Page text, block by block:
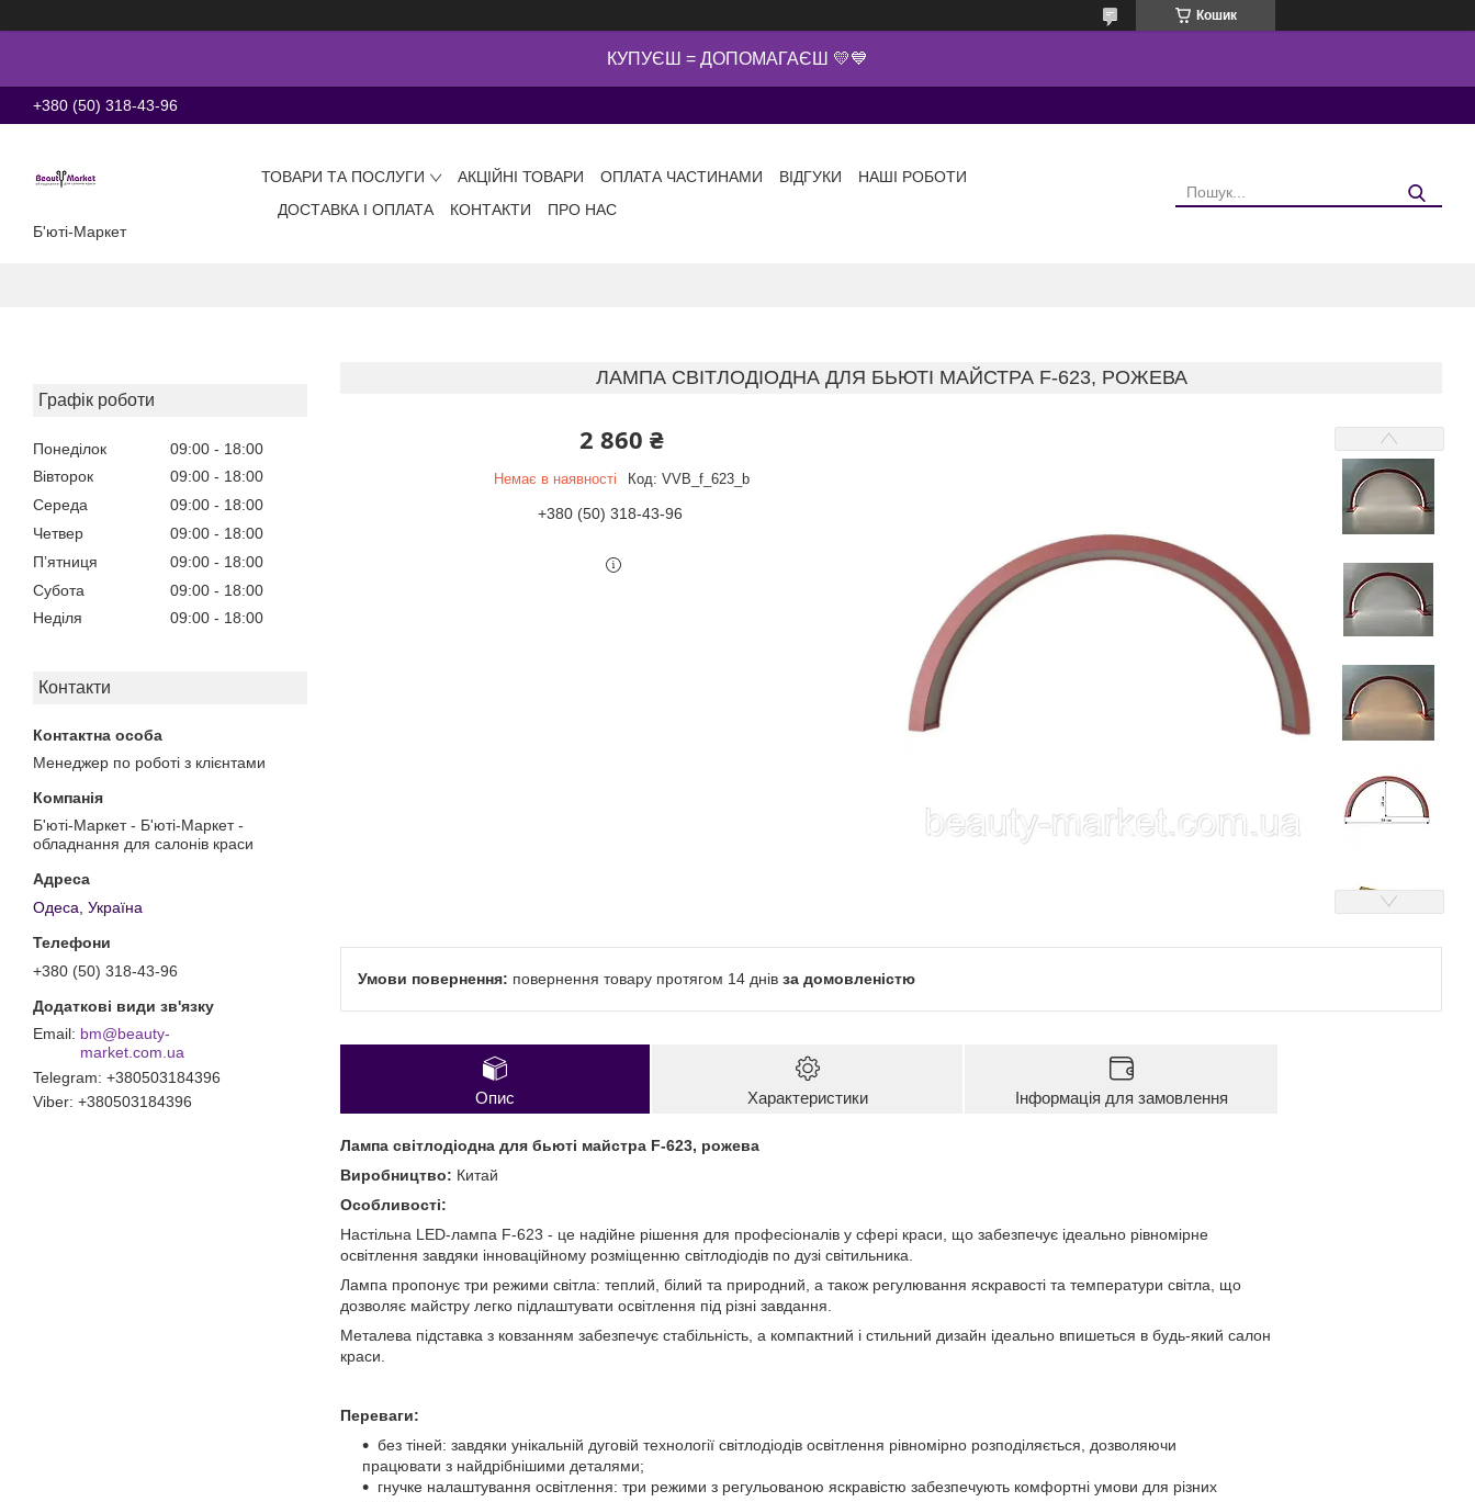
Кошик
КУПУЄШ = ДОПОМАГАЄШ 💛💙
+380 (50) 318-43-96
Б'юті-Маркет
ТОВАРИ ТА ПОСЛУГИ АКЦІЙНІ ТОВАРИ ОПЛАТА ЧАСТИНАМИ ВІДГУКИ
НАШІ РОБОТИ
ДОСТАВКА І ОПЛАТА
КОНТАКТИ ПРО НАС
Графік роботи
Понеділок 09:00
18:00
Вівторок
09:00
18:00
Середа
09:00
18:00
Четвер
09:00
18:00
Пʼятниця
09:00
18:00
Субота
09:00
18:00
Неділя
09:00 18:00
Контакти
Менеджер по роботі з клієнтами
Б'юті-Маркет - Б'юті-Маркет -
обладнання для салонів краси
Одеса, Україна
+380 (50) 318-43-96
bm@beauty-
market.com.ua
Telegram +380503184396
Viber +380503184396
ЛАМПА СВІТЛОДІОДНА ДЛЯ БЬЮТІ МАЙСТРА F-623, РОЖЕВА
2 860 ₴
Немає в наявності Код: VVB_f_623_b
+380 (50) 318-43-96
повернення товару протягом 14 днів за домовленістю
Опис Характеристики Інформація для замовлення
Лампа світлодіодна для бьюті майстра F-623, рожева
Виробництво: Китай
Особливості:
Настільна LED-лампа F-623 - це надійне рішення для професіоналів у сфері краси, що забезпечує ідеально рівномірне
освітлення завдяки інноваційному розміщенню світлодіодів по дузі світильника.
Лампа пропонує три режими світла: теплий, білий та природний, а також регулювання яскравості та температури світла, що
дозволяє майстру легко підлаштувати освітлення під різні завдання.
Металева підставка з ковзанням забезпечує стабільність, а компактний і стильний дизайн ідеально впишеться в будь-який салон
краси.
Переваги:
без тіней: завдяки унікальній дуговій технології світлодіодів освітлення рівномірно розподіляється, дозволяючи
працювати з найдрібнішими деталями;
гнучке налаштування освітлення: три режими з регульованою яскравістю забезпечують комфортні умови для різних